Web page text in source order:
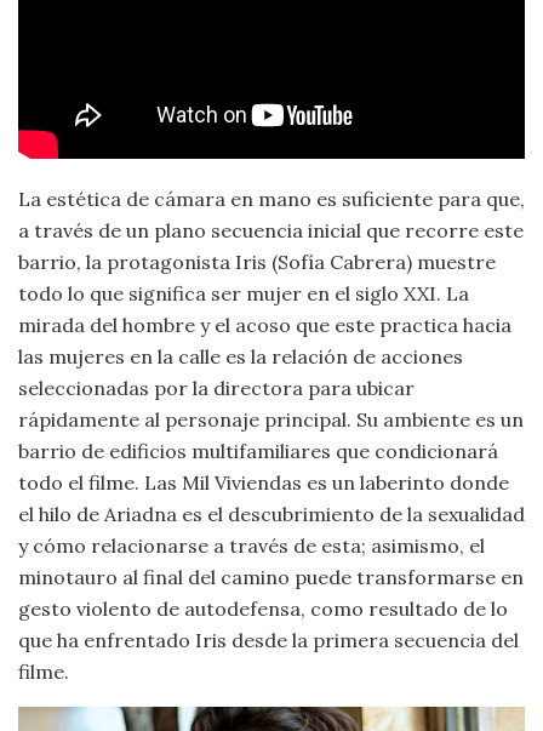
La estética de cámara en mano es suficiente para que,
a través de un plano secuencia inicial que recorre este
barrio, la protagonista Iris (Sofía Cabrera) muestre
todo lo que significa ser mujer en el siglo XXI. La
mirada del hombre y el acoso que este practica hacia
las mujeres en la calle es la relación de acciones
seleccionadas por la directora para ubicar
rápidamente al personaje principal. Su ambiente es un
barrio de edificios multifamiliares que condicionará
todo el filme. Las Mil Viviendas es un laberinto donde
el hilo de Ariadna es el descubrimiento de la sexualidad
y cómo relacionarse a través de esta; asimismo, el
minotauro al final del camino puede transformarse en
gesto violento de autodefensa, como resultado de lo
que ha enfrentado Iris desde la primera secuencia del
filme.